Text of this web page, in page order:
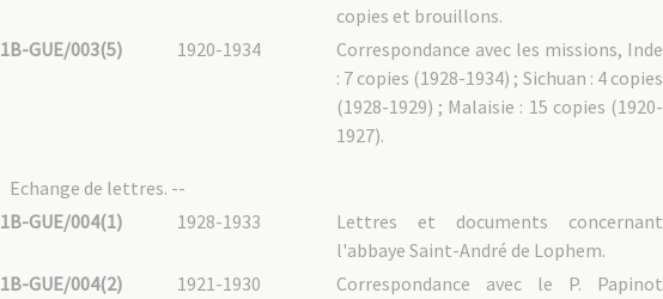
copies et brouillons.
1B-GUE/003(5)
1920-1934
Correspondance avec les missions, Inde
: 7 copies (1928-1934) ; Sichuan : 4 copies
(1928-1929) ; Malaisie : 15 copies (1920-
1927).
Echange de lettres. --
1B-GUE/004(1)
1928-1933
Lettres et documents concernant
l'abbaye Saint-André de Lophem.
1B-GUE/004(2)
1921-1930
Correspondance avec le P. Papinot